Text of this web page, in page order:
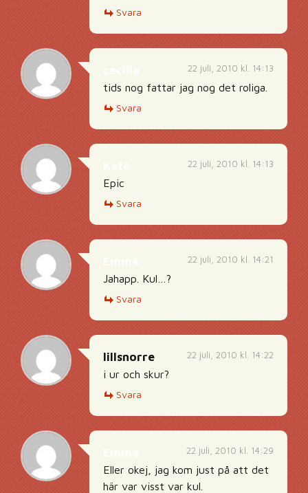
Svara
22 juli, 2010 kl. 14:13
tids nog fattar jag nog det roliga.
Svara
22 juli, 2010 kl. 14:13
Epic
Svara
22 juli, 2010 kl. 14:21
Jahapp. Kul…?
Svara
22 juli, 2010 kl. 14:22
lillsnorre
i ur och skur?
Svara
22 juli, 2010 kl. 14:29
Eller okej, jag kom just på att det
här var visst var kul.